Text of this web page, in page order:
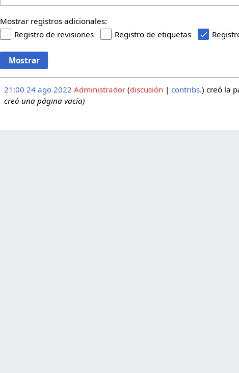
Mostrar registros adicionales:
Registro de revisiones
Registro de etiquetas
Mostrar
21:00 24 ago 2022 Administrador discusión contribs. creó la
creó una página vacía)